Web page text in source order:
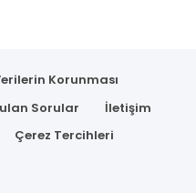
Korunması
Sorular
İletişim
Çerez Tercihleri